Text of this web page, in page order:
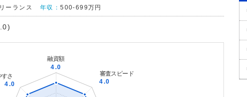
ーランス 年収：500-699万円